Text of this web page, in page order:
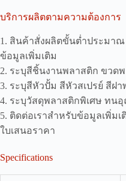
บริการผลิตตามความต้องการ
1. สินค้าสั่งผลิตขั้นต่ำประมาณ
ข้อมูลเพิ่มเติม
2. ระบุสีชิ้นงานพลาสติก ขวด
3. ระบุสีหัวปั้ม สีหัวสเปรย์ สีฝ
4. ระบุวัสดุพลาสติกพิเศษ ทน
5. ติดต่อเราสำหรับข้อมูลเพิ่ม
ใบเสนอราคา
Specifications